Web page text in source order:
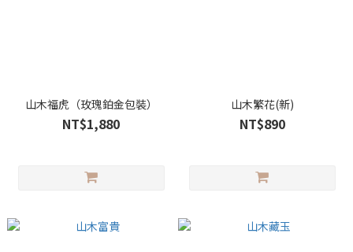
山木福虎（玫瑰鉑金包裝）
NT$1,880
山木繁花(新)
NT$890